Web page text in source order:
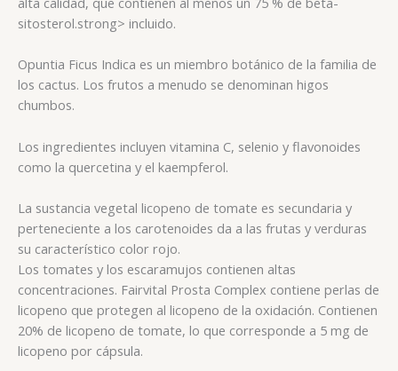
sitosterol.strong> incluido.
Opuntia Ficus Indica es un miembro botánico de la familia de
los cactus. Los frutos a menudo se denominan higos
chumbos.
Los ingredientes incluyen vitamina C, selenio y flavonoides
como la quercetina y el kaempferol.
La sustancia vegetal licopeno de tomate es secundaria y
perteneciente a los carotenoides da a las frutas y verduras
su característico color rojo.
Los tomates y los escaramujos contienen altas
concentraciones. Fairvital Prosta Complex contiene perlas de
licopeno que protegen al licopeno de la oxidación. Contienen
20% de licopeno de tomate, lo que corresponde a 5 mg de
licopeno por cápsula.